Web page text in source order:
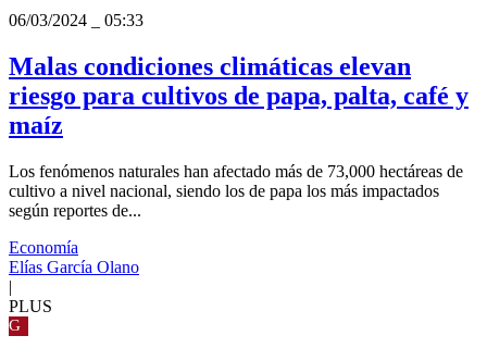
06/03/2024
05:33
Malas condiciones climáticas elevan
riesgo para cultivos de papa, palta, café y
maíz
Los fenómenos naturales han afectado más de 73,000 hectáreas de
cultivo a nivel nacional, siendo los de papa los más impactados
según reportes de...
Economía
Elías García Olano
|
PLUS
G